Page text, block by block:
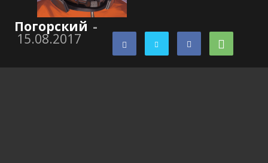
Погорский -
15.08.2017